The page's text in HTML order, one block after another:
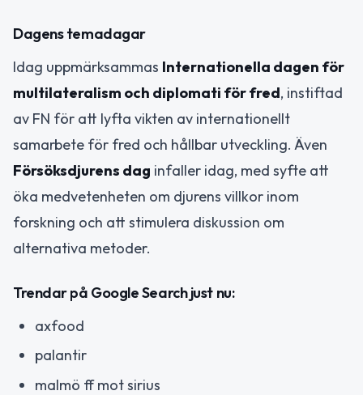
Dagens temadagar
Idag uppmärksammas Internationella dagen för
multilateralism och diplomati för fred, instiftad
av FN för att lyfta vikten av internationellt
samarbete för fred och hållbar utveckling. Även
Försöksdjurens dag infaller idag, med syfte att
öka medvetenheten om djurens villkor inom
forskning och att stimulera diskussion om
alternativa metoder.
Trendar på Google Search just nu:
axfood
palantir
malmö ff mot sirius